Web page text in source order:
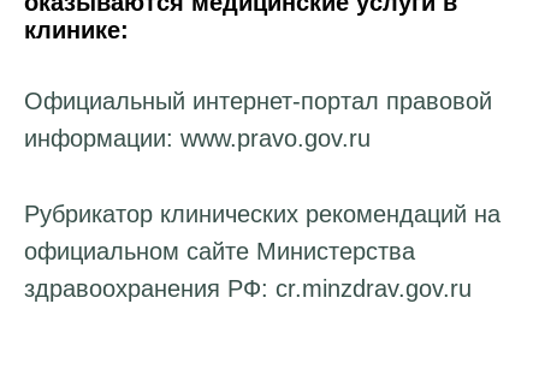
клинике:
Официальный интернет-портал правовой
информации: www.pravo.gov.ru
Рубрикатор клинических рекомендаций на
официальном сайте Министерства
здравоохранения РФ: cr.minzdrav.gov.ru